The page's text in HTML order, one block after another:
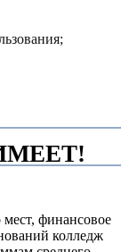
финансовое
колледж